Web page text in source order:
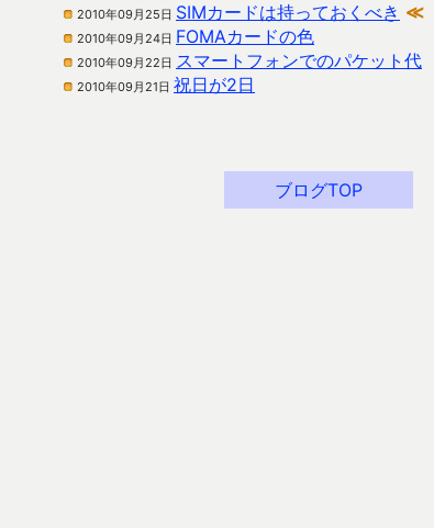
2010年09月25日 SIMカードは持っておくべき ≪
2010年09月24日 FOMAカードの色
2010年09月22日 スマートフォンでのパケット代
2010年09月21日 祝日が2日
ブログTOP